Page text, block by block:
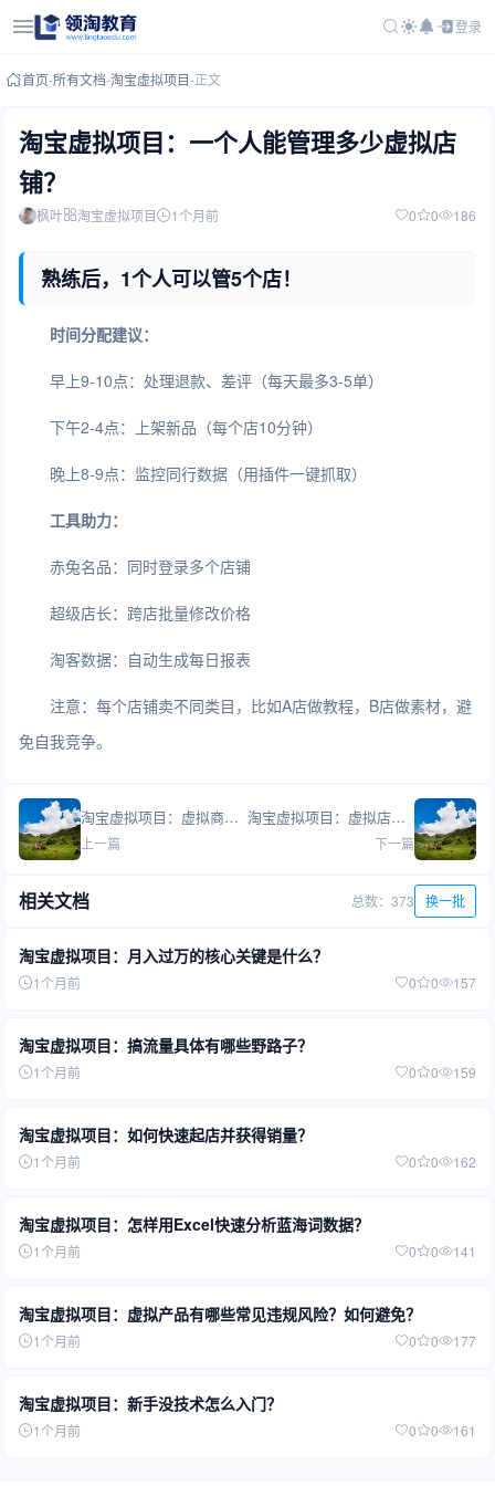
登录
首页-所有文档-淘宝虚拟项目-正文
淘宝虚拟项目：一个人能管理多少虚拟店
铺？
枫叶 淘宝虚拟项目 1个月前 0 0 186
熟练后，1个人可以管5个店！
时间分配建议：
早上9-10点：处理退款、差评（每天最多3-5单）
下午2-4点：上架新品（每个店10分钟）
晚上8-9点：监控同行数据（用插件一键抓取）
工具助力：
赤兔名品：同时登录多个店铺
超级店长：跨店批量修改价格
淘客数据：自动生成每日报表
注意：每个店铺卖不同类目，比如A店做教程，B店做素材，避
免自我竞争。
淘宝虚拟项目：虚拟商品淡旺季明显吗？
上一篇
淘宝虚拟项目：虚拟店铺需要做客服吗？
下一篇
相关文档 总数：373 换一批
淘宝虚拟项目：月入过万的核心关键是什么？
1个月前 0 0 157
淘宝虚拟项目：搞流量具体有哪些野路子？
1个月前 0 0 159
淘宝虚拟项目：如何快速起店并获得销量？
1个月前 0 0 162
淘宝虚拟项目：怎样用Excel快速分析蓝海词数据？
1个月前 0 0 141
淘宝虚拟项目：虚拟产品有哪些常见违规风险？如何避免？
1个月前 0 0 177
淘宝虚拟项目：新手没技术怎么入门？
1个月前 0 0 161